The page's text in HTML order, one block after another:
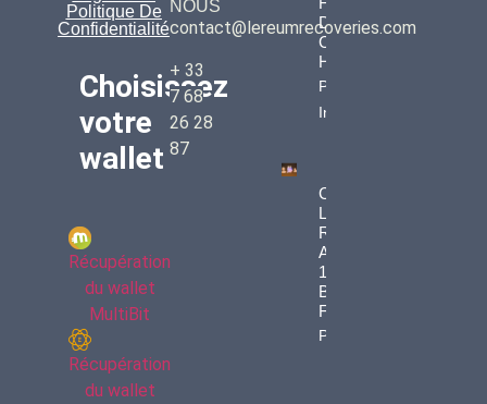
Politique De
Confidentialité
Choisissez
votre
wallet
Récupération
du wallet
MultiBit
Récupération
du wallet
NOUS
contact@lereumrecoveries.com
+ 33
7 68
26 28
87
Des
Cryptos
Héritées
Property
Info
Comment
LEREUM
RECOVERIES
A Récupéré
109 000 € En
Bitcoins Pour
François
Property Info